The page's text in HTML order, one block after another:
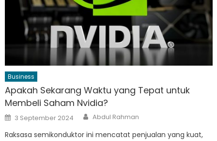
Business
Apakah Sekarang Waktu yang Tepat untuk
Membeli Saham Nvidia?
Posted
on
3 September 2024 Author
Abdul Rahman
Raksasa semikonduktor ini mencatat penjualan yang kuat,